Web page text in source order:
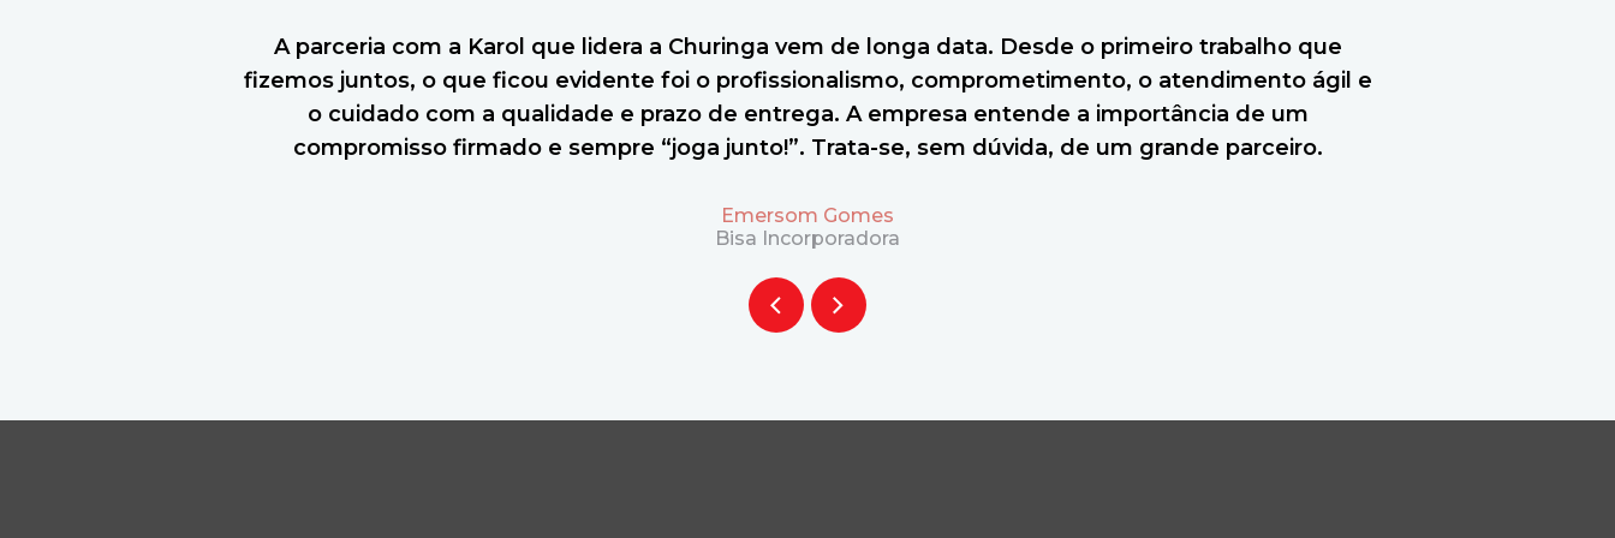
A parceria com a Karol que lidera a Churinga vem de longa data. Desde o primeiro trabalho que
fizemos juntos, o que ficou evidente foi o profissionalismo, comprometimento, o atendimento ágil e
o cuidado com a qualidade e prazo de entrega. A empresa entende a importância de um
compromisso firmado e sempre “joga junto!”. Trata-se, sem dúvida, de um grande parceiro.
Emersom Gomes
Bisa Incorporadora